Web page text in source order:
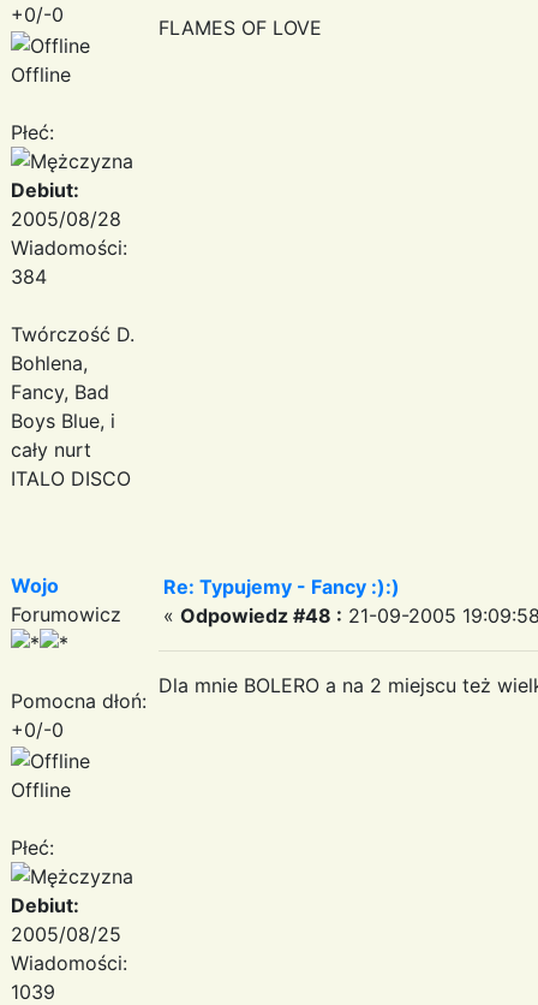
+0/-0
Offline
Płeć:
Debiut:
2005/08/28
Wiadomości:
384
Twórczość D.
Bohlena,
Fancy, Bad
Boys Blue, i
cały nurt
ITALO DISCO
FLAMES OF LOVE
Wojo
Forumowicz
Pomocna dłoń:
+0/-0
Offline
Płeć:
Debiut:
2005/08/25
Wiadomości:
1039
Re: Typujemy - Fancy :):)
« Odpowiedz #48 : 21-09-2005
Dla mnie BOLERO a na 2 miejscu też